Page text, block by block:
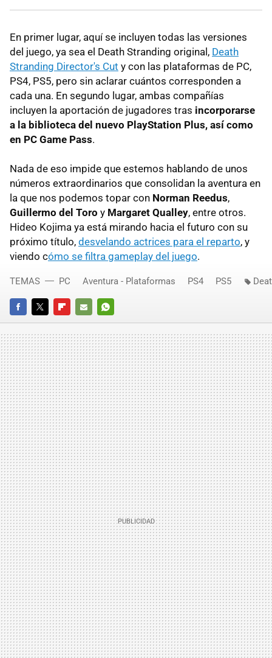
En primer lugar, aquí se incluyen todas las versiones
del juego, ya sea el Death Stranding original, Death
Stranding Director's Cut y con las plataformas de PC,
PS4, PS5, pero sin aclarar cuántos corresponden a
cada una. En segundo lugar, ambas compañías
incluyen la aportación de jugadores tras incorporarse
a la biblioteca del nuevo PlayStation Plus, así como
en PC Game Pass.
Nada de eso impide que estemos hablando de unos
números extraordinarios que consolidan la aventura en
la que nos podemos topar con Norman Reedus,
Guillermo del Toro y Margaret Qualley, entre otros.
Hideo Kojima ya está mirando hacia el futuro con su
próximo título, desvelando actrices para el reparto, y
viendo cómo se filtra gameplay del juego.
FACEBOOKTWITTERFLIPBOARD
E-
MAIL
WHATSAPP
TEMAS PC Aventura - Plataformas PS4 PS5